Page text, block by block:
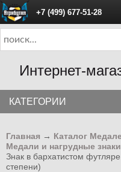
+7 (499) 677-51-28
ПН - ПТ с
Интернет-
КАТЕГОРИИ
Главная → Каталог
Медали и нагрудные
Знак в бархатистом
степени)